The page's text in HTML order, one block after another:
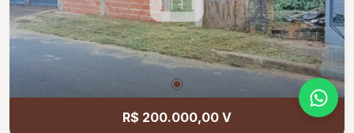
R$ 200.000,00 V